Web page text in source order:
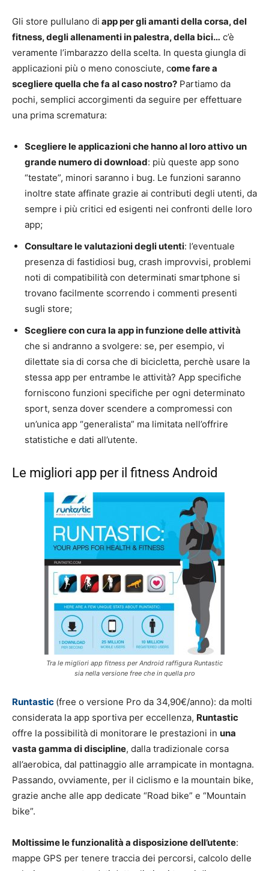
Gli store pullulano di app per gli amanti della corsa, del
fitness, degli allenamenti in palestra, della bici… c’è
veramente l’imbarazzo della scelta. In questa giungla di
applicazioni più o meno conosciute, come fare a
scegliere quella che fa al caso nostro? Partiamo da
pochi, semplici accorgimenti da seguire per effettuare
una prima scrematura:
Scegliere le applicazioni che hanno al loro attivo un
grande numero di download: più queste app sono
“testate”, minori saranno i bug. Le funzioni saranno
inoltre state affinate grazie ai contributi degli utenti, da
sempre i più critici ed esigenti nei confronti delle loro
app;
Consultare le valutazioni degli utenti: l’eventuale
presenza di fastidiosi bug, crash improvvisi, problemi
noti di compatibilità con determinati smartphone si
trovano facilmente scorrendo i commenti presenti
sugli store;
Scegliere con cura la app in funzione delle attività
che si andranno a svolgere: se, per esempio, vi
dilettate sia di corsa che di bicicletta, perchè usare la
stessa app per entrambe le attività? App specifiche
forniscono funzioni specifiche per ogni determinato
sport, senza dover scendere a compromessi con
un’unica app “generalista” ma limitata nell’offrire
statistiche e dati all’utente.
Le migliori app per il fitness Android
Tra le migliori app fitness per Android raffigura Runtastic
sia nella versione free che in quella pro
Runtastic (free o versione Pro da 34,90€/anno): da molti
considerata la app sportiva per eccellenza, Runtastic
offre la possibilità di monitorare le prestazioni in una
vasta gamma di discipline, dalla tradizionale corsa
all’aerobica, dal pattinaggio alle arrampicate in montagna.
Passando, ovviamente, per il ciclismo e la mountain bike,
grazie anche alle app dedicate “Road bike” e “Mountain
bike”.
Moltissime le funzionalità a disposizione dell’utente:
mappe GPS per tenere traccia dei percorsi, calcolo delle